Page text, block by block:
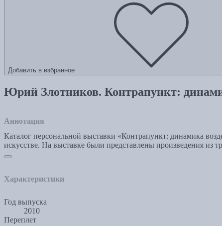
Добавить в избранное
Юрий Злотников. Контрапункт:
Аннотация
Каталог персональной выставки «Контрапункт: динамика
искусстве. На выставке были представлены произведения из
Характеристики
Год выпуска
2010
Переплет